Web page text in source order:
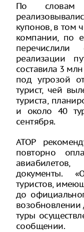
По словам
купонов, в том
компании, по
перечислили
реализации
составила 3
под угрозой
турист, чей
туриста,
и около 40
сентября.
АТОР
повторно
авиабилетов,
документы.
туристов,
до
возобновлении
туры
сообщении.